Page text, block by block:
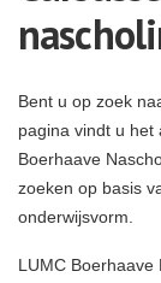
Bent u op zoek
pagina vindt u het
Boerhaave
zoeken op basis
onderwijsvorm.
LUMC Boerhaave